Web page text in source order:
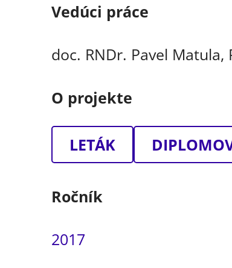
Vedúci práce
doc. RNDr. Pavel Matula,
O projekte
LETÁK
Ročník
2017